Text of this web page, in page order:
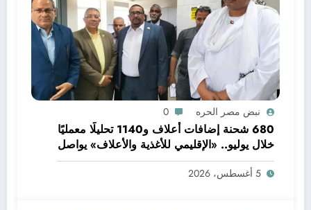
نبض مصر الحره 0
680 شحنة إضافات أعلاف و1140 تحليلًا معمليًا
خلال يوليو.. «الإقليمي للأغذية والأعلاف» يواصل
دعم جودة الإنتاج وسلامة الغذاء
5 أغسطس، 2026